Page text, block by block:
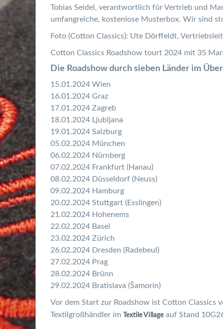
Tobias Seidel, verantwortlich für Vertrieb und
umfangreiche, kostenlose Musterbox. Wir sind
Foto (Cotton Classics): Ute Dörffeldt,
Cotton Classics Roadshow tourt 2024 mit 35
Die Roadshow durch sieben Länder im
15.01.2024 Wien
16.01.2024 Graz
17.01.2024 Zagreb
18.01.2024 Ljubljana
19.01.2024 Salzburg
05.02.2024 München
06.02.2024 Nürnberg
07.02.2024 Frankfurt (Hanau)
08.02.2024 Düsseldorf (Neuss)
09.02.2024 Hamburg
20.02.2024 Stuttgart (Esslingen)
21.02.2024 Hohenems
22.02.2024 Basel
23.02.2024 Zürich
26.02.2024 Dresden (Radebeul)
27.02.2024 Prag
28.02.2024 Brünn
29.02.2024 Bratislava (Šamorín)
Vor dem Start zur Roadshow ist Cotton Classics
Textilgroßhändler im
Textile Village auf Stand